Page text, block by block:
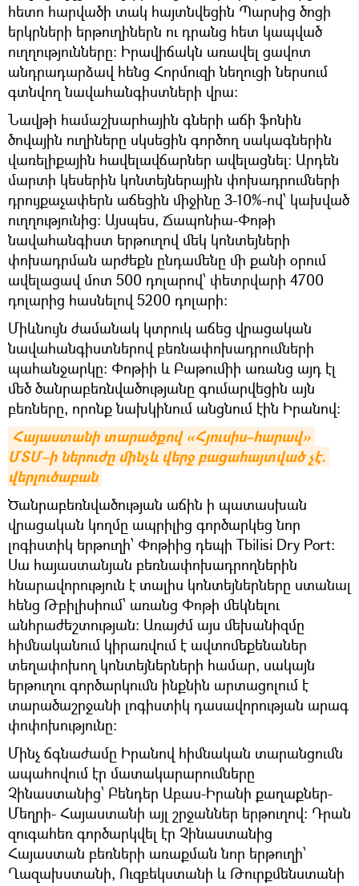
հետո հարվածի տակ հայտնվեցին Պարսից ծոցի
երկրների երթուղիներն ու դրանց հետ կապված
ուղղությունները։ Իրավիճակն առավել ցավոտ
անդրադարձավ հենց Հորմուզի նեղուցի ներսում
գտնվող նավահանգիստների վրա։
Նավթի համաշխարհային գների աճի ֆոնին
ծովային ուղիները սկսեցին գործող սակագներին
վառելիքային հավելավճարներ ավելացնել։ Արդեն
մարտի կեսերին կոնտեյներային փոխադրումների
դրույքաչափերն աճեցին միջինը 3-10%-ով՝ կախված
ուղղությունից։ Այսպես, Ճապոնիա-Փոթի
նավահանգիստ երթուղով մեկ կոնտեյների
փոխադրման արժեքն ընդամենը մի քանի օրում
ավելացավ մոտ 500 դոլարով՝ փետրվարի 4700
դոլարից հասնելով 5200 դոլարի։
Միևնույն ժամանակ կտրուկ աճեց վրացական
նավահանգիստներով բեռնափոխադրումների
պահանջարկը։ Փոթիի և Բաթումիի առանց այդ էլ
մեծ ծանրաբեռնվածությանը գումարվեցին այն
բեռները, որոնք նախկինում անցնում էին Իրանով։
Հայաստանի տարածքով «Հյուսիս–հարավ»
ՄՏՄ–ի ներուժը մինչև վերջ բացահայտված չէ.
վերլուծաբան
Ծանրաբեռնվածության աճին ի պատասխան
վրացական կողմը ապրիլից գործարկեց նոր
լոգիստիկ երթուղի՝ Փոթիից դեպի Tbilisi Dry Port։
Սա հայաստանյան բեռնափոխադրողներին
հնարավորություն է տալիս կոնտեյներները ստանալ
հենց Թբիլիսիում՝ առանց Փոթի մեկնելու
անհրաժեշտության։ Առայժմ այս մեխանիզմը
հիմնականում կիրառվում է ավտոմեքենաներ
տեղափոխող կոնտեյներների համար, սակայն
երթուղու գործարկումն ինքնին արտացոլում է
տարածաշրջանի լոգիստիկ դասավորության արագ
փոփոխությունը։
Մինչ ճգնաժամը Իրանով հիմնական տարանցումն
ապահովում էր մատակարարումները
Չինաստանից՝ Բենդեր Աբաս-Իրանի քաղաքներ-
Մեղրի- Հայաստանի այլ շրջաններ երթուղով։ Դրան
զուգահեռ գործարկվել էր Չինաստանից
Հայաստան բեռների առաքման նոր երթուղի՝
Ղազախստանի, Ուզբեկստանի և Թուրքմենստանի